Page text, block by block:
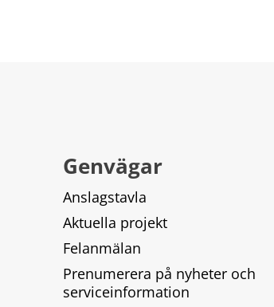
Genvägar
Anslagstavla
Aktuella projekt
Felanmälan
Prenumerera på nyheter och
serviceinformation